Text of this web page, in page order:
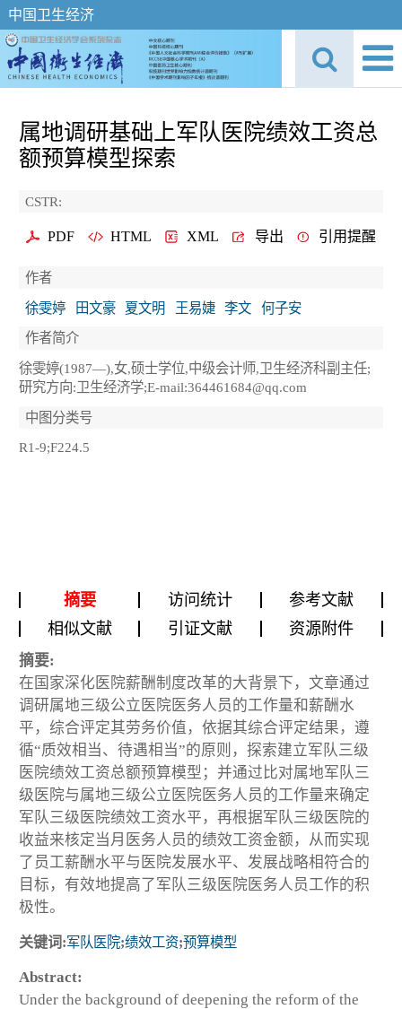
中国卫生经济
属地调研基础上军队医院绩效工资总
额预算模型探索
CSTR:
PDF HTML XML 导出 引用提醒
作者
徐雯婷
田文豪 夏文明 王易婕 李文
何子安
作者简介
徐雯婷(1987—),女,硕士学位,中级会计师,卫生经济科副主任;
研究方向:卫生经济学;E-mail:364461684@qq.com
中图分类号
R1-9;F224.5
摘要 访问统计
参考文献
相似文献
引证文献 资源附件
摘要:
在国家深化医院薪酬制度改革的大背景下，文章通过
调研属地三级公立医院医务人员的工作量和薪酬水
平，综合评定其劳务价值，依据其综合评定结果，遵
循“质效相当、待遇相当”的原则，探索建立军队三级
医院绩效工资总额预算模型；并通过比对属地军队三
级医院与属地三级公立医院医务人员的工作量来确定
军队三级医院绩效工资水平，再根据军队三级医院的
收益来核定当月医务人员的绩效工资金额，从而实现
了员工薪酬水平与医院发展水平、发展战略相符合的
目标，有效地提高了军队三级医院医务人员工作的积
极性。
关键词:军队医院;绩效工资;预算模型
Abstract:
Under the background of deepening the reform of the